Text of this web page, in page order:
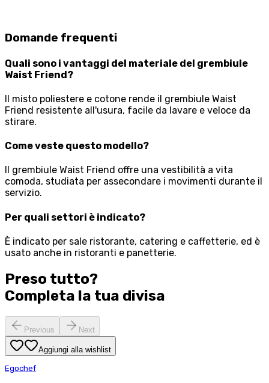
Domande frequenti
Quali sono i vantaggi del materiale del grembiule
Waist Friend?
Il misto poliestere e cotone rende il grembiule Waist
Friend resistente all'usura, facile da lavare e veloce da
stirare.
Come veste questo modello?
Il grembiule Waist Friend offre una vestibilità a vita
comoda, studiata per assecondare i movimenti durante il
servizio.
Per quali settori è indicato?
È indicato per sale ristorante, catering e caffetterie, ed è
usato anche in ristoranti e panetterie.
Preso tutto?
Completa la tua divisa
Previous Next
Aggiungi alla wishlist
Egochef